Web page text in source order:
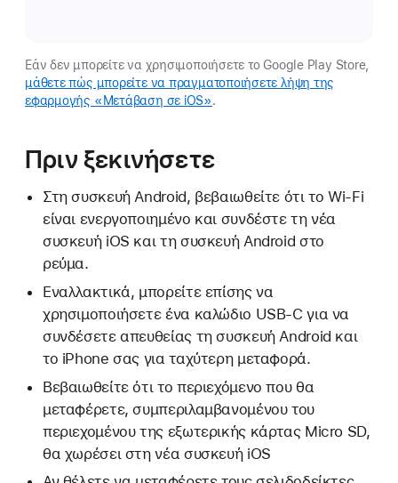
Εάν δεν μπορείτε να χρησιμοποιήσετε το Google Play Store,
μάθετε πώς μπορείτε να πραγματοποιήσετε λήψη της
εφαρμογής «Μετάβαση σε iOS».
Πριν ξεκινήσετε
Στη συσκευή Android, βεβαιωθείτε ότι το Wi-Fi
είναι ενεργοποιημένο και συνδέστε τη νέα
συσκευή iOS και τη συσκευή Android στο
ρεύμα.
Εναλλακτικά, μπορείτε επίσης να
χρησιμοποιήσετε ένα καλώδιο USB-C για να
συνδέσετε απευθείας τη συσκευή Android και
το iPhone σας για ταχύτερη μεταφορά.
Βεβαιωθείτε ότι το περιεχόμενο που θα
μεταφέρετε, συμπεριλαμβανομένου του
περιεχομένου της εξωτερικής κάρτας Micro SD,
θα χωρέσει στη νέα συσκευή iOS